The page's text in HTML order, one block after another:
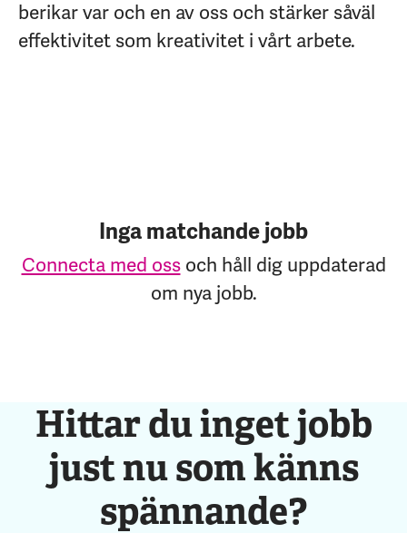
berikar var och en av oss och stärker såväl
effektivitet som kreativitet i vårt arbete.
Inga matchande jobb
Connecta med ossoch håll dig uppdaterad
om nya jobb.
Hittar du inget jobb
just nu som känns
spännande?